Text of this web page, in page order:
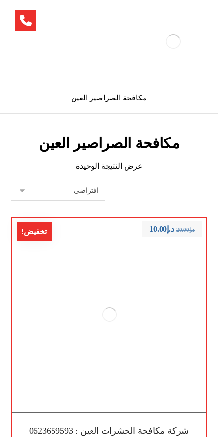
مكافحة الصراصير العين
مكافحة الصراصير العين
عرض النتيجة الوحيدة
تخفيض!
شركة مكافحة الحشرات العين : 0523659593
د.إ20.00 د.إ10.00